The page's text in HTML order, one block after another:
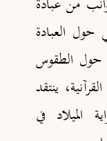
العبادة
حول الطقوس
ينتقد
الميلاد في